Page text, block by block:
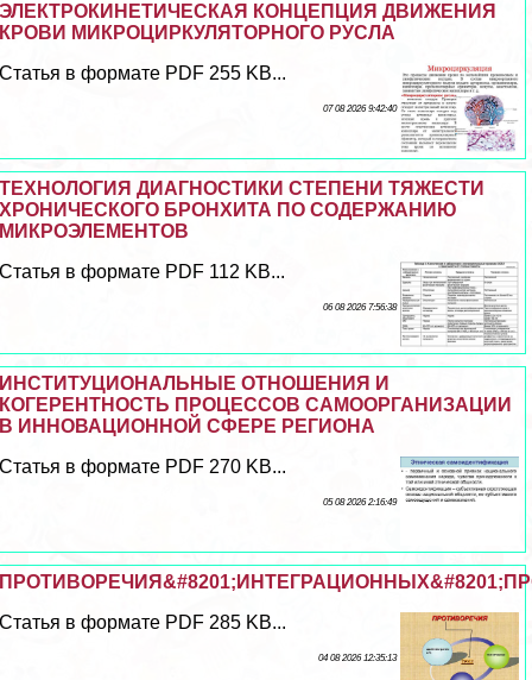
ЭЛЕКТРОКИНЕТИЧЕСКАЯ КОНЦЕПЦИЯ ДВИЖЕНИЯ
КРОВИ МИКРОЦИРКУЛЯТОРНОГО РУСЛА
Статья в формате PDF 255 KB...
07 08 2026 9:42:40
ТЕХНОЛОГИЯ ДИАГНОСТИКИ СТЕПЕНИ ТЯЖЕСТИ
ХРОНИЧЕСКОГО БРОНХИТА ПО СОДЕРЖАНИЮ
МИКРОЭЛЕМЕНТОВ
Статья в формате PDF 112 KB...
06 08 2026 7:56:38
ИНСТИТУЦИОНАЛЬНЫЕ ОТНОШЕНИЯ И
КОГЕРЕНТНОСТЬ ПРОЦЕССОВ САМООРГАНИЗАЦИИ
В ИННОВАЦИОННОЙ СФЕРЕ РЕГИОНА
Статья в формате PDF 270 KB...
05 08 2026 2:16:49
Статья в формате PDF 285 KB...
04 08 2026 12:35:13